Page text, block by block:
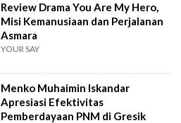
Review Drama You Are My Hero,
Misi Kemanusiaan dan Perjalanan
Asmara
YOUR SAY
Menko Muhaimin Iskandar
Apresiasi Efektivitas
Pemberdayaan PNM di Gresik